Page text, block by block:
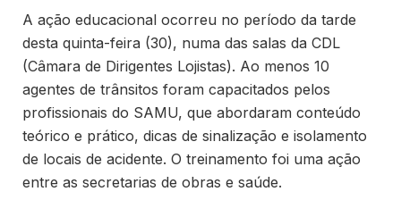
A ação educacional ocorreu no período da tarde
desta quinta-feira (30), numa das salas da CDL
(Câmara de Dirigentes Lojistas). Ao menos 10
agentes de trânsitos foram capacitados pelos
profissionais do SAMU, que abordaram conteúdo
teórico e prático, dicas de sinalização e isolamento
de locais de acidente. O treinamento foi uma ação
entre as secretarias de obras e saúde.